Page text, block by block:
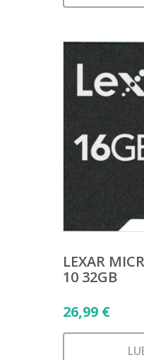
LEXAR
10 32GB
26,99 €